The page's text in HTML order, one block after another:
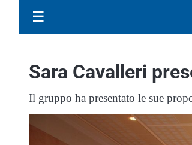
☰
Sara Cavalleri
Il gruppo ha presentato le sue